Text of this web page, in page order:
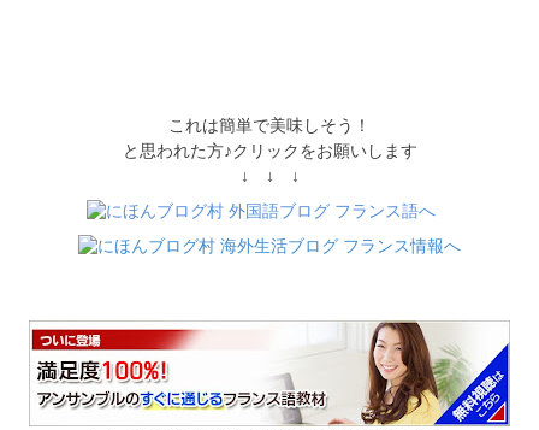
これは簡単で美味しそう！
と思われた方♪クリックをお願いします
↓ ↓ ↓